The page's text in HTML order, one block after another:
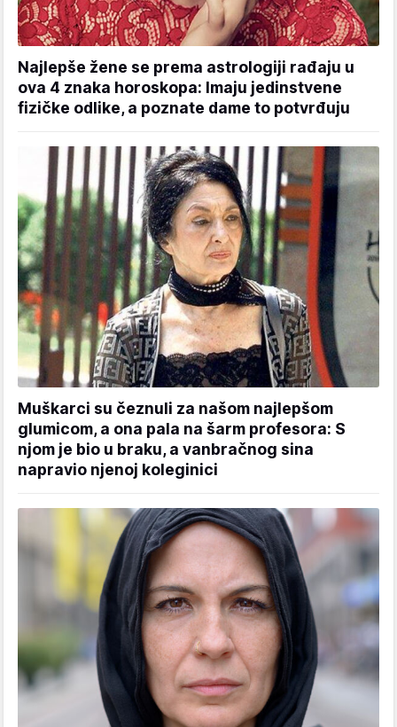
Najlepše žene se prema astrologiji rađaju u
ova 4 znaka horoskopa: Imaju jedinstvene
fizičke odlike, a poznate dame to potvrđuju
Muškarci su čeznuli za našom najlepšom
glumicom, a ona pala na šarm profesora: S
njom je bio u braku, a vanbračnog sina
napravio njenoj koleginici